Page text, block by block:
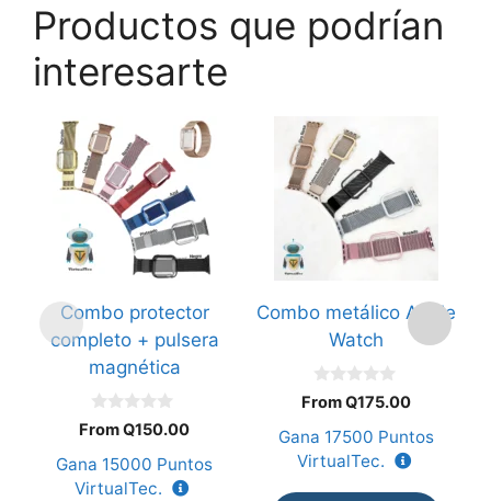
Productos que podrían
interesarte
Combo protector
completo + pulsera
magnética
0
d
5
FromQ150.00
Gana 15000 Puntos
VirtualTec.
Combo metálico Apple
Watch
0
d
5
FromQ175.00
Gana 17500 Puntos
VirtualTec.